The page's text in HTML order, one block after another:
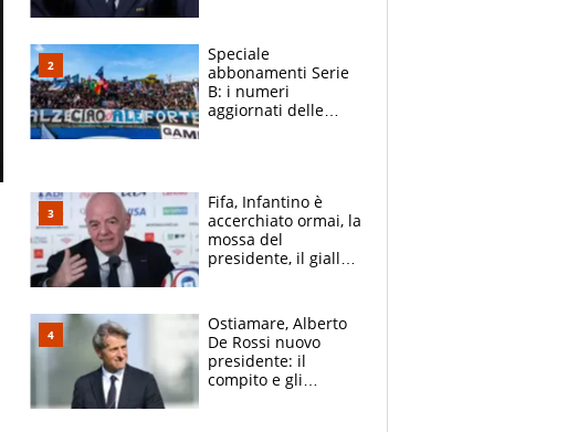
squadre, l’ira di Figo
Speciale
abbonamenti Serie
B: i numeri
aggiornati delle
Fifa, Infantino è
accerchiato ormai, la
mossa del
presidente, il giallo
Trump
Ostiamare, Alberto
De Rossi nuovo
presidente: il
compito e gli